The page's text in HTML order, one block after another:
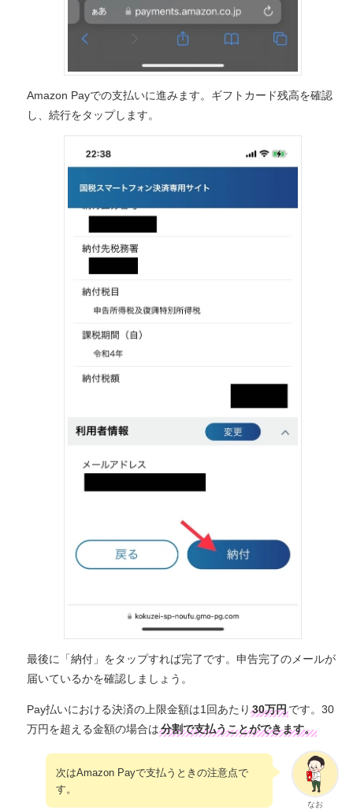
Amazon Payでの支払いに進みます。ギフトカード残高を確認
し、続行をタップします。
最後に「納付」をタップすれば完了です。申告完了のメールが
届いているかを確認しましょう。
Pay払いにおける決済の上限金額は1回あたり 30万円です。30
万円を超える金額の場合は分割で支払うことができます。
なお
次はAmazon Payで支払うときの注意点で
す。